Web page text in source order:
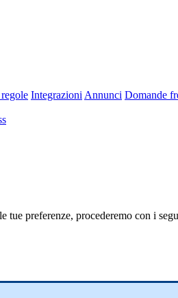
Integrazioni Annunci Domande
le tue preferenze, procederemo con i